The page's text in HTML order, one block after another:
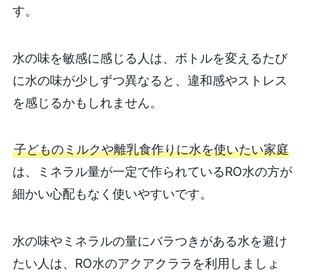
す。
水の味を敏感に感じる人は、ボトルを変えるたび
に水の味が少しずつ異なると、違和感やストレス
を感じるかもしれません。
子どものミルクや離乳食作りに水を使いたい家庭
は、ミネラル量が一定で作られているRO水の方が
細かい心配もなく使いやすいです。
水の味やミネラルの量にバラつきがある水を避け
たい人は、RO水のアクアクララを利用しましょ